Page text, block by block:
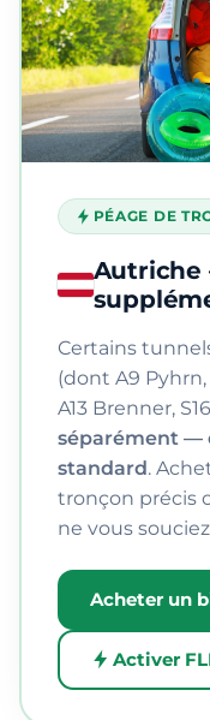
PÉAGE DE
Autriche
Certains
(dont A9 Pyhrn,
A13 Brenner,
séparément —
standard.
tronçon précis
ne vous
Acheter un
Activer